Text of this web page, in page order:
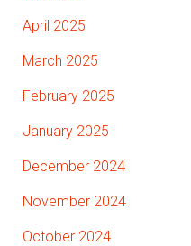
April 2025
March 2025
February 2025
January 2025
December 2024
November 2024
October 2024